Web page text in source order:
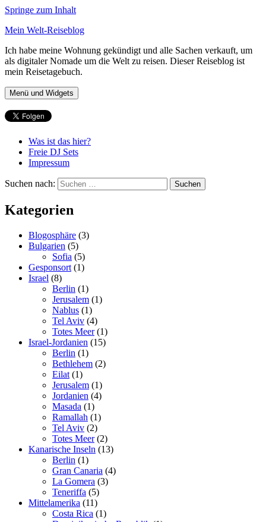
Springe zum Inhalt
Mein Welt-Reiseblog
Ich habe meine Wohnung gekündigt und alle Sachen verkauft, um
als digitaler Nomade um die Welt zu reisen. Dieser Reiseblog ist
mein Reisetagebuch.
Menü und Widgets
Was ist das hier?
Freie DJ Sets
Impressum
Suchen nach:
Kategorien
Blogosphäre (3)
Bulgarien (5)
Sofia (5)
Gesponsort (1)
Israel (8)
Berlin (1)
Jerusalem (1)
Nablus (1)
Tel Aviv (4)
Totes Meer(1)
Israel-Jordanien (15)
Berlin (1)
Bethlehem (2)
Eilat (1)
Jerusalem (1)
Jordanien (4)
Masada (1)
Ramallah (1)
Tel Aviv (2)
Totes Meer(2)
Kanarische Inseln (13)
Berlin (1)
Gran Canaria (4)
La Gomera (3)
Teneriffa (5)
Mittelamerika (11)
Costa Rica (1)